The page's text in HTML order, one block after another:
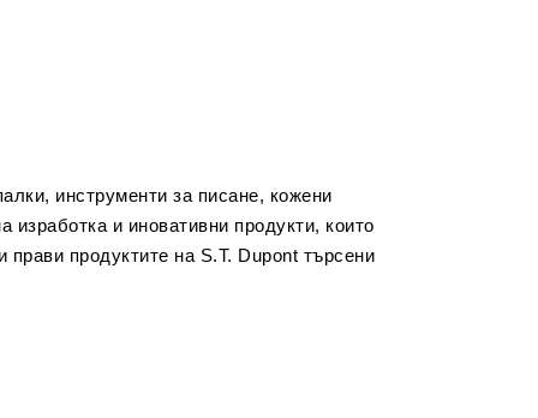
инструменти за писане, кожени
изработка и иновативни продукти, които
продуктите на S.T. Dupont търсени